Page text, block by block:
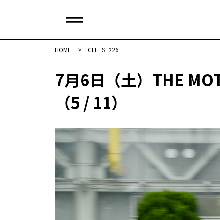
HOME > CLE_S_226
7月6日（土）THE
（5 / 11）